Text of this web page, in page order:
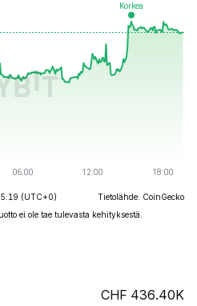
(UTC+0)
Tietolähde: CoinGecko
ei ole tae tulevasta kehityksestä.
436.40K